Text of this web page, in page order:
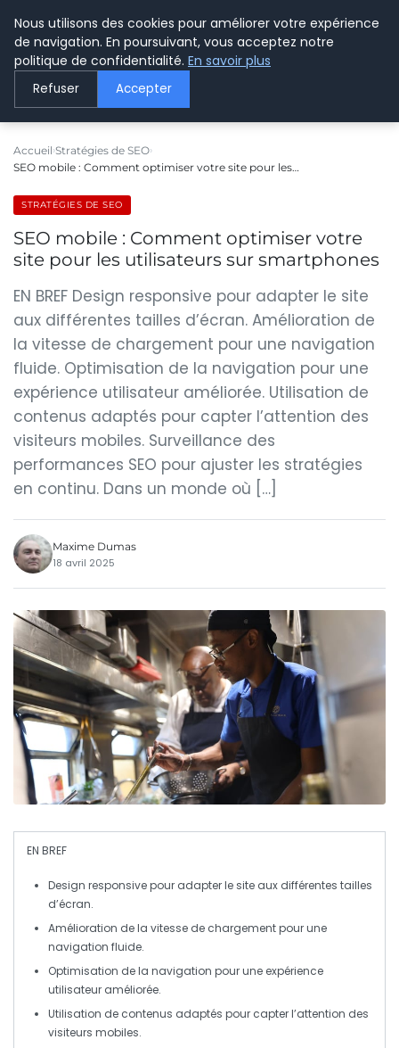
LE WEBMARKETING
Accueil Stratégies de SEO
SEO mobile : Comment optimiser votre site pour les…
STRATÉGIES DE SEO
SEO mobile : Comment optimiser votre
site pour les utilisateurs sur smartphones
EN BREF Design responsive pour adapter le site
aux différentes tailles d’écran. Amélioration de
la vitesse de chargement pour une navigation
fluide. Optimisation de la navigation pour une
expérience utilisateur améliorée. Utilisation de
contenus adaptés pour capter l’attention des
visiteurs mobiles. Surveillance des
performances SEO pour ajuster les stratégies
en continu. Dans un monde où […]
Maxime Dumas
18 avril 2025
EN BREF
Design responsivepour adapter le site aux différentes tailles
d’écran.
Amélioration de la vitesse de chargementpour une
navigation fluide.
Optimisation de la navigation pour une expérience
utilisateur améliorée.
Utilisation de contenus adaptés pour capter l’attention des
visiteurs mobiles.
Nous utilisons des cookies pour améliorer votre expérience
de navigation. En poursuivant, vous acceptez notre
politique de confidentialité. En savoir plus
Refuser Accepter